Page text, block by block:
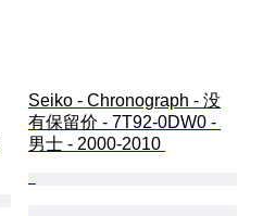
Seiko - Chronograph - 没
有保留价 - 7T92-0DW0 -
男士 - 2000-2010